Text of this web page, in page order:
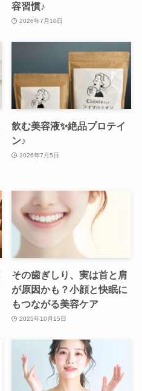
容習慣♪
2026年7月10日
飲む美容液✨絶品プロテイ
ン♪
2026年7月5日
その歯ぎしり、実は首と肩
が原因かも？小顔と快眠に
もつながる美容ケア
2025年10月15日